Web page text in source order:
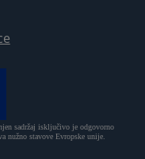
sadržaj isključivo je odgovorno
nužno stavove Evropske unije.